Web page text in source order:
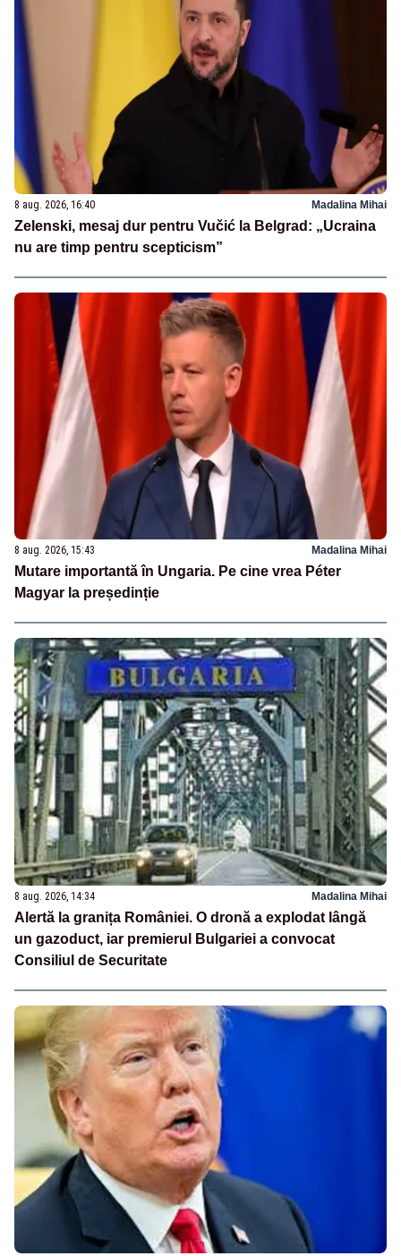
8 aug. 2026, 16:40 Madalina Mihai
Zelenski, mesaj dur pentru Vučić la Belgrad: „Ucraina
nu are timp pentru scepticism”
8 aug. 2026, 15:43 Madalina Mihai
Mutare importantă în Ungaria. Pe cine vrea Péter
Magyar la președinție
8 aug. 2026, 14:34 Madalina Mihai
Alertă la granița României. O dronă a explodat lângă
un gazoduct, iar premierul Bulgariei a convocat
Consiliul de Securitate